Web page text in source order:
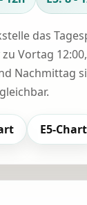
das
Vortag
Nachmittag
E5-Chart